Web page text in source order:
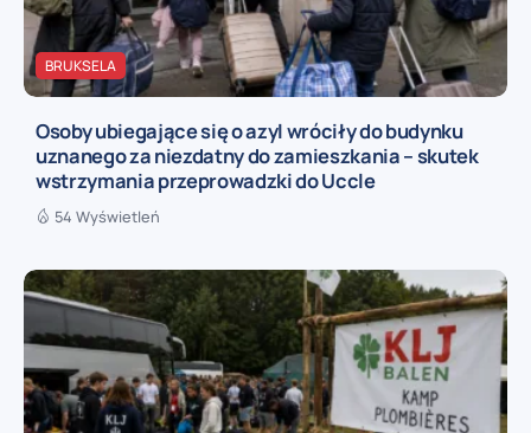
BRUKSELA
Osoby ubiegające się o azyl wróciły do budynku
uznanego za niezdatny do zamieszkania – skutek
wstrzymania przeprowadzki do Uccle
54 Wyświetleń